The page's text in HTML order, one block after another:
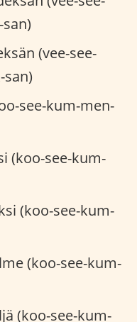
(vee-see-
see-kum-men-
(koo-see-kum-
(koo-see-kum-
(koo-see-kum-
(koo-see-kum-